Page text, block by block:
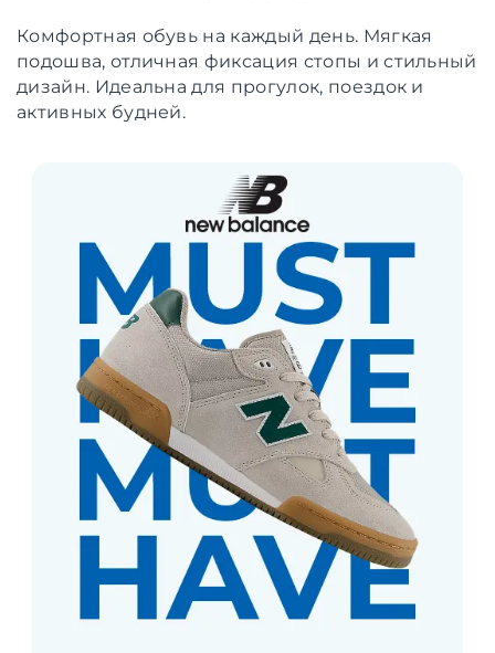
Комфортная обувь на каждый день. Мягкая
подошва, отличная фиксация стопы и стильный
дизайн. Идеальна для прогулок, поездок и
активных будней.